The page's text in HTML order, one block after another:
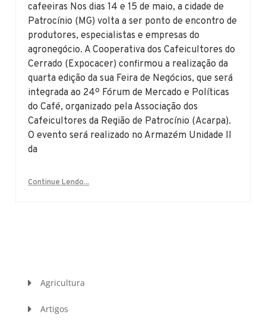
cafeeiras Nos dias 14 e 15 de maio, a cidade de
Patrocínio (MG) volta a ser ponto de encontro de
produtores, especialistas e empresas do
agronegócio. A Cooperativa dos Cafeicultores do
Cerrado (Expocacer) confirmou a realização da
quarta edição da sua Feira de Negócios, que será
integrada ao 24º Fórum de Mercado e Políticas
do Café, organizado pela Associação dos
Cafeicultores da Região de Patrocínio (Acarpa).
O evento será realizado no Armazém Unidade II
da
Continue Lendo...
Agricultura
Artigos